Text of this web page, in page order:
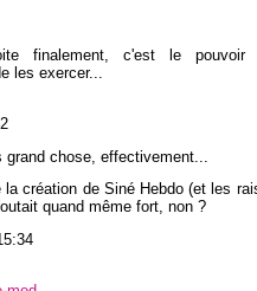
finalement, c'est le
les exercer...
grand chose, effectivement...
création de Siné Hebdo (et les
quand même fort, non ?